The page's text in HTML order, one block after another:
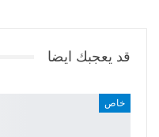
قد يعجبك ايضا
خاص